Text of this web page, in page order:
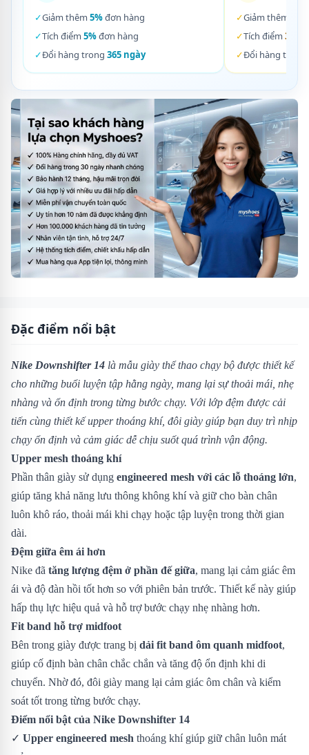
✓Giảm thêm 5%đơn hàng
✓Tích điểm 5%đơn hàng
✓Đổi hàng trong 365 ngày
✓Giảm thêm
✓Tích điểm 3%
✓Đổi hàng trong
Đặc điểm nổi bật
Nike Downshifter 14 là mẫu giày thể thao chạy bộ được thiết kế
cho những buổi luyện tập hằng ngày, mang lại sự thoải mái, nhẹ
nhàng và ổn định trong từng bước chạy. Với lớp đệm được cải
tiến cùng thiết kế upper thoáng khí, đôi giày giúp bạn duy trì nhịp
chạy ổn định và cảm giác dễ chịu suốt quá trình vận động.
Upper mesh thoáng khí
Phần thân giày sử dụng engineered mesh với các lỗ thoáng lớn,
giúp tăng khả năng lưu thông không khí và giữ cho bàn chân
luôn khô ráo, thoải mái khi chạy hoặc tập luyện trong thời gian
dài.
Đệm giữa êm ái hơn
Nike đã tăng lượng đệm ở phần đế giữa, mang lại cảm giác êm
ái và độ đàn hồi tốt hơn so với phiên bản trước. Thiết kế này giúp
hấp thụ lực hiệu quả và hỗ trợ bước chạy nhẹ nhàng hơn.
Fit band hỗ trợ midfoot
Bên trong giày được trang bị dải fit band ôm quanh midfoot,
giúp cố định bàn chân chắc chắn và tăng độ ổn định khi di
chuyển. Nhờ đó, đôi giày mang lại cảm giác ôm chân và kiểm
soát tốt trong từng bước chạy.
Điểm nổi bật của Nike Downshifter 14
✓ Upper engineered mesh thoáng khí giúp giữ chân luôn mát